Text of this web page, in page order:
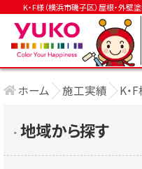
K・F様（横浜市磯子区）屋根・外
ホーム 施工実績
▶︎ 地域から探す